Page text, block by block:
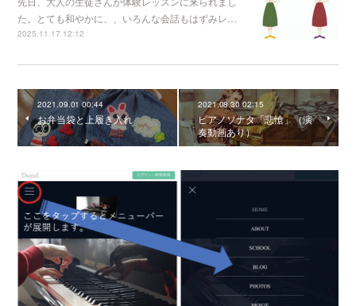
た。とても和やかに、、いろんな会話もはずみレ…
2025.11.17 12:12
2021.09.01 00:44
お弁当袋と上履き入れ
2021.08.30 02:15
ピアノソナタ「悲愴」（演
奏動画あり）